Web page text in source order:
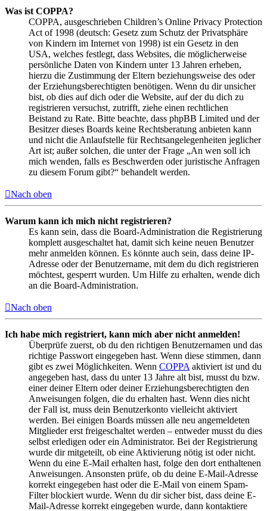
Was ist COPPA?
COPPA, ausgeschrieben Children’s Online Privacy Protection
Act of 1998 (deutsch: Gesetz zum Schutz der Privatsphäre
von Kindern im Internet von 1998) ist ein Gesetz in den
USA, welches festlegt, dass Websites, die möglicherweise
persönliche Daten von Kindern unter 13 Jahren erheben,
hierzu die Zustimmung der Eltern beziehungsweise des oder
der Erziehungsberechtigten benötigen. Wenn du dir unsicher
bist, ob dies auf dich oder die Website, auf der du dich zu
registrieren versuchst, zutrifft, ziehe einen rechtlichen
Beistand zu Rate. Bitte beachte, dass phpBB Limited und der
Besitzer dieses Boards keine Rechtsberatung anbieten kann
und nicht die Anlaufstelle für Rechtsangelegenheiten jeglicher
Art ist; außer solchen, die unter der Frage „An wen soll ich
mich wenden, falls es Beschwerden oder juristische Anfragen
zu diesem Forum gibt?“ behandelt werden.
Nach oben
Warum kann ich mich nicht registrieren?
Es kann sein, dass die Board-Administration die Registrierung
komplett ausgeschaltet hat, damit sich keine neuen Benutzer
mehr anmelden können. Es könnte auch sein, dass deine IP-
Adresse oder der Benutzername, mit dem du dich registrieren
möchtest, gesperrt wurden. Um Hilfe zu erhalten, wende dich
an die Board-Administration.
Nach oben
Ich habe mich registriert, kann mich aber nicht anmelden!
Überprüfe zuerst, ob du den richtigen Benutzernamen und das
richtige Passwort eingegeben hast. Wenn diese stimmen, dann
gibt es zwei Möglichkeiten. Wenn COPPA aktiviert ist und du
angegeben hast, dass du unter 13 Jahre alt bist, musst du bzw.
einer deiner Eltern oder deiner Erziehungsberechtigten den
Anweisungen folgen, die du erhalten hast. Wenn dies nicht
der Fall ist, muss dein Benutzerkonto vielleicht aktiviert
werden. Bei einigen Boards müssen alle neu angemeldeten
Mitglieder erst freigeschaltet werden – entweder musst du dies
selbst erledigen oder ein Administrator. Bei der Registrierung
wurde dir mitgeteilt, ob eine Aktivierung nötig ist oder nicht.
Wenn du eine E-Mail erhalten hast, folge den dort enthaltenen
Anweisungen. Ansonsten prüfe, ob du deine E-Mail-Adresse
korrekt eingegeben hast oder die E-Mail von einem Spam-
Filter blockiert wurde. Wenn du dir sicher bist, dass deine E-
Mail-Adresse korrekt eingegeben wurde, dann kontaktiere